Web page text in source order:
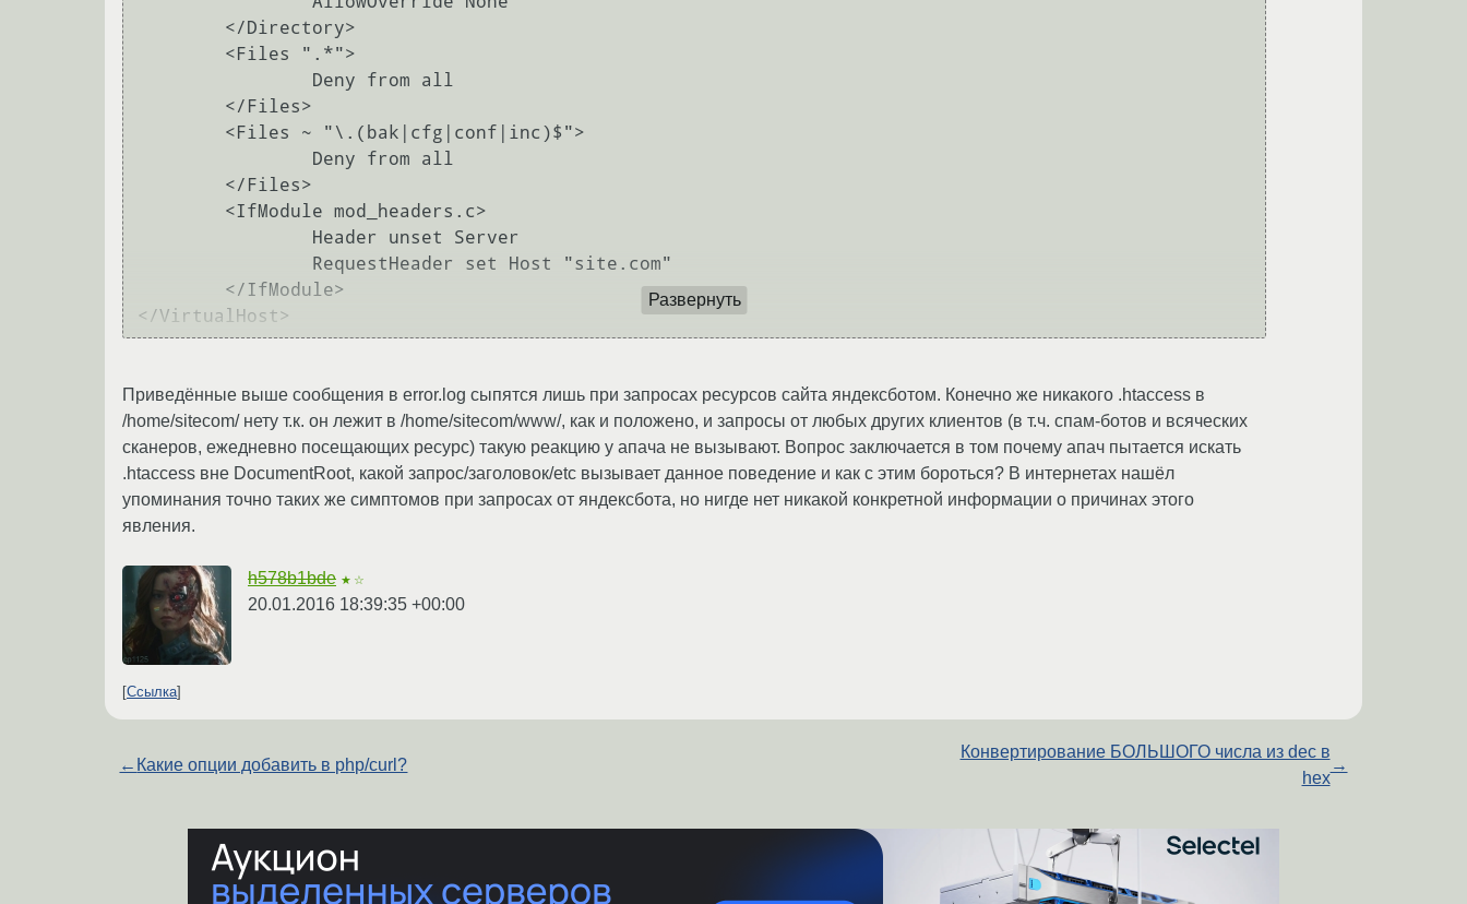
</VirtualHost>
Развернуть
Приведённые выше сообщения в error.log сыпятся лишь при запросах ресурсов сайта яндексботом. Конечно же никакого .htaccess в
/home/sitecom/ нету т.к. он лежит в /home/sitecom/www/, как и положено, и запросы от любых других клиентов (в т.ч. спам-ботов и всяческих
сканеров, ежедневно посещающих ресурс) такую реакцию у апача не вызывают. Вопрос заключается в том почему апач пытается искать
.htaccess вне DocumentRoot, какой запрос/заголовок/etc вызывает данное поведение и как с этим бороться? В интернетах нашёл
упоминания точно таких же симптомов при запросах от яндексбота, но нигде нет никакой конкретной информации о причинах этого
явления.
h578b1bde ★☆
20.01.2016 18:39:35 +00:00
Ссылка
← Какие опции добавить в php/curl?
Конвертирование БОЛЬШОГО числа из dec в
hex
→